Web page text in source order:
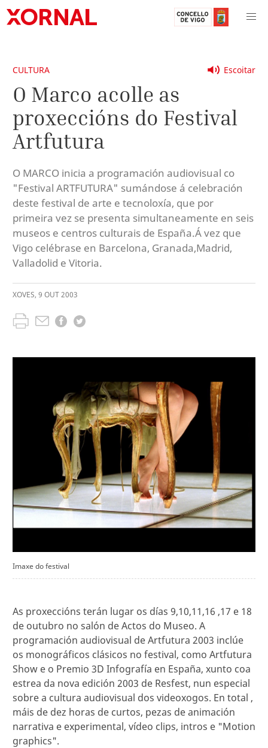
Escoitar
CULTURA
O Marco acolle as
proxeccións do Festival
Artfutura
O MARCO inicia a programación audiovisual co
"Festival ARTFUTURA" sumándose á celebración
deste festival de arte e tecnoloxía, que por
primeira vez se presenta simultaneamente en seis
museos e centros culturais de España.Á vez que
Vigo celébrase en Barcelona, Granada,Madrid,
Valladolid e Vitoria.
XOVES, 9 OUT2003
Imaxe do festival
As proxeccións terán lugar os días 9,10,11,16 ,17 e 18
de outubro no salón de Actos do Museo. A
programación audiovisual de Artfutura 2003 inclúe
os monográficos clásicos no festival, como Artfutura
Show e o Premio 3D Infografía en España, xunto coa
estrea da nova edición 2003 de Resfest, nun especial
sobre a cultura audiovisual dos videoxogos. En total ,
máis de dez horas de curtos, pezas de animación
narrativa e experimental, vídeo clips, intros e "Motion
graphics".